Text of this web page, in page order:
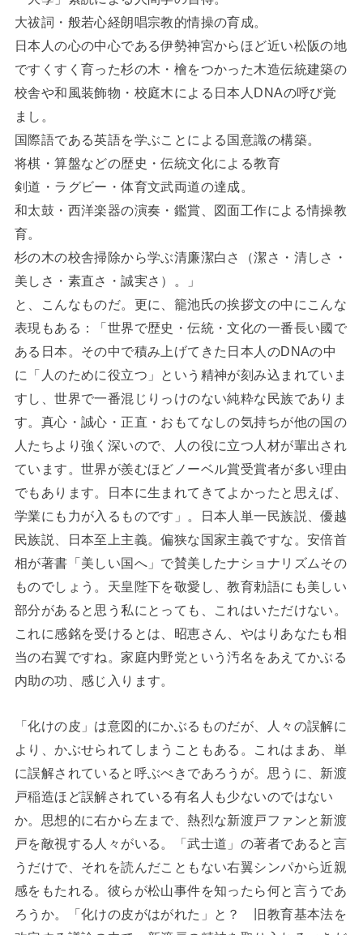
大祓詞・般若心経朗唱宗教的情操の育成。
日本人の心の中心である伊勢神宮からほど近い松阪の地
ですくすく育った杉の木・檜をつかった木造伝統建築の
校舎や和風装飾物・校庭木による日本人DNAの呼び覚
まし。
国際語である英語を学ぶことによる国意識の構築。
将棋・算盤などの歴史・伝統文化による教育
剣道・ラグビー・体育文武両道の達成。
和太鼓・西洋楽器の演奏・鑑賞、図面工作による情操教
育。
杉の木の校舎掃除から学ぶ清廉潔白さ（潔さ・清しさ・
美しさ・素直さ・誠実さ）。」
と、こんなものだ。更に、籠池氏の挨拶文の中にこんな
表現もある：「世界で歴史・伝統・文化の一番長い國で
ある日本。その中で積み上げてきた日本人のDNAの中
に「人のために役立つ」という精神が刻み込まれていま
すし、世界で一番混じりっけのない純粋な民族でありま
す。真心・誠心・正直・おもてなしの気持ちが他の国の
人たちより強く深いので、人の役に立つ人材が輩出され
ています。世界が羨むほどノーベル賞受賞者が多い理由
でもあります。日本に生まれてきてよかったと思えば、
学業にも力が入るものです」。日本人単一民族説、優越
民族説、日本至上主義。偏狭な国家主義ですな。安倍首
相が著書「美しい国へ」で賛美したナショナリズムその
ものでしょう。天皇陛下を敬愛し、教育勅語にも美しい
部分があると思う私にとっても、これはいただけない。
これに感銘を受けるとは、昭恵さん、やはりあなたも相
当の右翼ですね。家庭内野党という汚名をあえてかぶる
内助の功、感じ入ります。
「化けの皮」は意図的にかぶるものだが、人々の誤解に
より、かぶせられてしまうこともある。これはまあ、単
に誤解されていると呼ぶべきであろうが。思うに、新渡
戸稲造ほど誤解されている有名人も少ないのではない
か。思想的に右から左まで、熱烈な新渡戸ファンと新渡
戸を敵視する人々がいる。「武士道」の著者であると言
うだけで、それを読んだこともない右翼シンパから近親
感をもたれる。彼らが松山事件を知ったら何と言うであ
ろうか。「化けの皮がはがれた」と？ 旧教育基本法を